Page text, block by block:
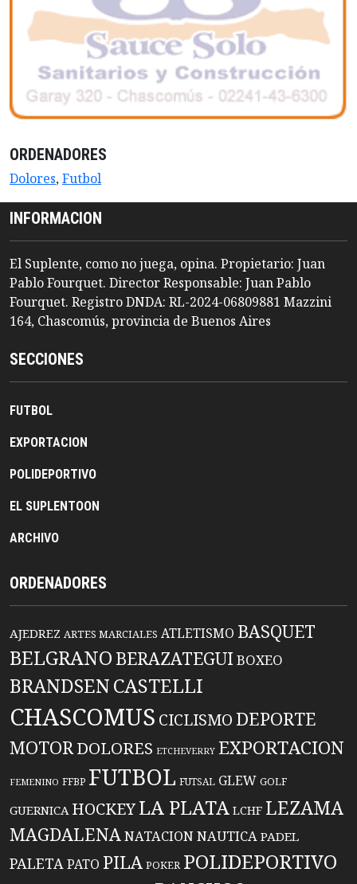
ORDENADORES
Dolores,Futbol
INFORMACION
El Suplente, como no juega, opina. Propietario: Juan
Pablo Fourquet. Director Responsable: Juan Pablo
Fourquet. Registro DNDA: RL-2024-06809881 Mazzini
164, Chascomús, provincia de Buenos Aires
SECCIONES
FUTBOL
EXPORTACION
POLIDEPORTIVO
EL SUPLENTOON
ARCHIVO
ORDENADORES
AJEDREZ ARTES MARCIALES ATLETISMO BASQUET
BELGRANO BERAZATEGUIBOXEO
BRANDSENCASTELLI
CHASCOMUS CICLISMO DEPORTE
MOTORDOLORES ETCHEVERRY EXPORTACION
FEMENINO FFBP FUTBOL FUTSAL GLEW GOLF
GUERNICA HOCKEYLA PLATA LCHF LEZAMA
MAGDALENANATACIONNAUTICA PADEL
PALETAPATO PILA POKER POLIDEPORTIVO